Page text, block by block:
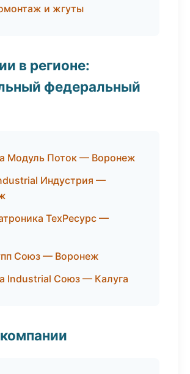
и жгуты
в регионе:
федеральный
Модуль Поток — Воронеж
Индустрия —
ТехРесурс —
Союз — Воронеж
Industrial Союз — Калуга